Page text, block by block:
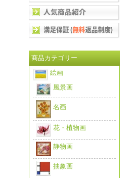
商品カテゴリー
絵画
風景画
名画
花・植物画
静物画
抽象画